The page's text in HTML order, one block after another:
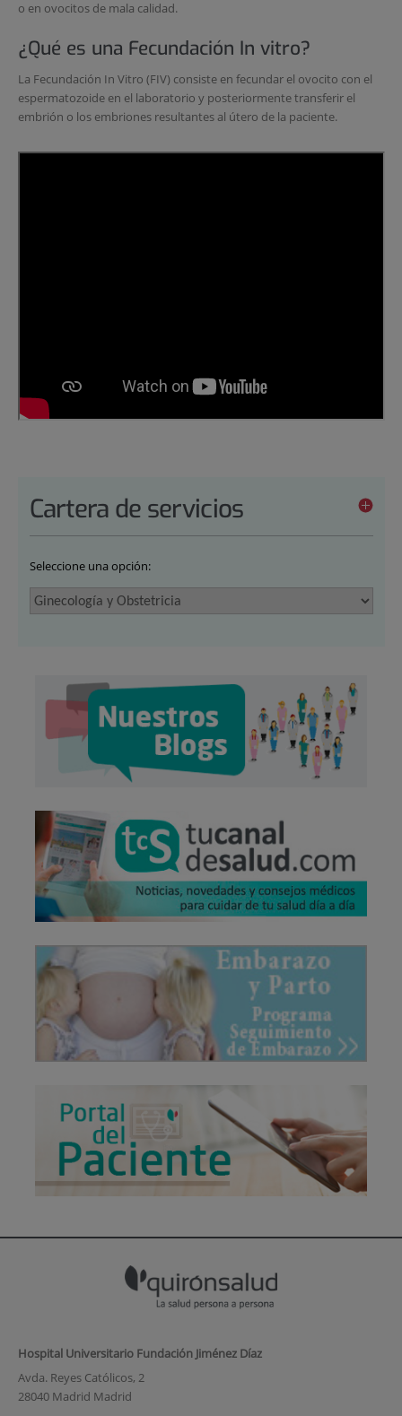
o en ovocitos de mala calidad.
¿Qué es una Fecundación In vitro?
La Fecundación In Vitro (FIV) consiste en fecundar el ovocito con el
espermatozoide en el laboratorio y posteriormente transferir el
embrión o los embriones resultantes al útero de la paciente.
Cartera de servicios
Seleccione una opción:
Hospital Universitario Fundación Jiménez Díaz
Avda. Reyes Católicos, 2
28040 Madrid Madrid